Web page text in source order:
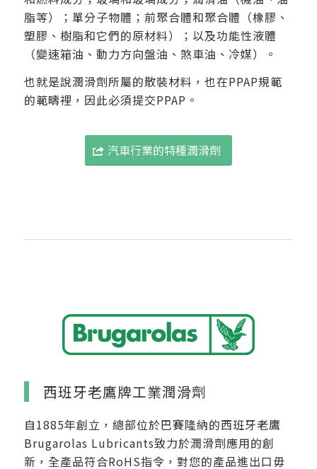
脂等）；單分子物體；前聚合體和聚合體（橡膠、
塑膠、樹脂和它們的原材料）；以及功能性液體
（變速箱油、動力方向盤油、煞車油、冷媒）。
也就是說潤滑劑所屬的散裝材料，也在PPAP規範
的範疇裡，因此必須提交PPAP。
汽車行業的特種潤滑劑
西班牙老鷹牌工業潤滑劑
自1885年創立，總部位於巴賽隆納的西班牙老鷹
Brugarolas Lubricants致力於潤滑劑應用的創
新，全產品符合RoHS指令，對您的產品進出口毋